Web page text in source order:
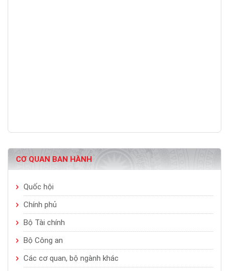
CƠ QUAN BAN HÀNH
Quốc hội
Chính phủ
Bộ Tài chính
Bộ Công an
Các cơ quan, bộ ngành khác